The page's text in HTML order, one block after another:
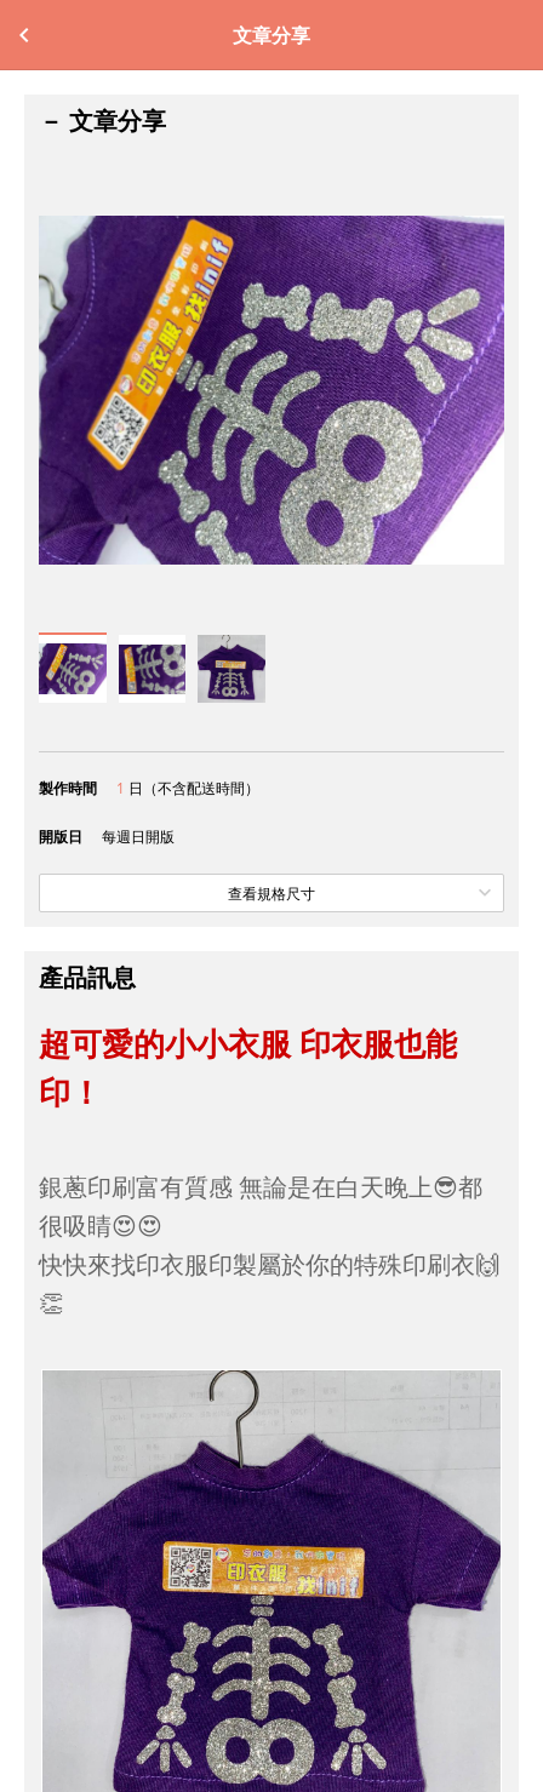
文章分享
－ 文章分享
製作時間 1 日（不含配送時間）
開版日 每週日開版
查看規格尺寸
產品訊息
超可愛的小小衣服 印衣服也能
印！
銀蔥印刷富有質感 無論是在白天晚上
快快來找印衣服印製屬於你的特殊印刷
👏